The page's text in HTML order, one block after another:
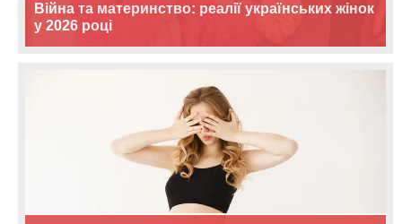
Війна та материнство: реалії українських жінок
у 2026 році